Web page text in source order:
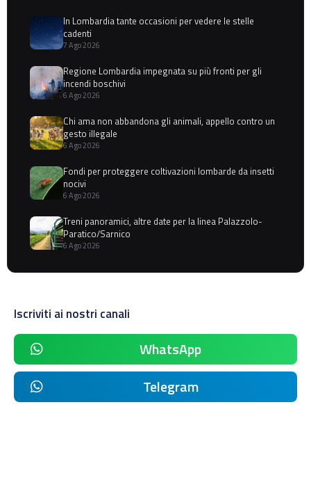
In Lombardia tante occasioni per vedere le stelle
cadenti
7 Ago 2026
Regione Lombardia impegnata su più fronti per gli
incendi boschivi
6 Ago 2026
Chi ama non abbandona gli animali, appello contro un
gesto illegale
6 Ago 2026
Fondi per proteggere coltivazioni lombarde da insetti
nocivi
6 Ago 2026
Treni panoramici, altre date per la linea Palazzolo-
Paratico/Sarnico
6 Ago 2026
Iscriviti ai nostri canali
WhatsApp
Telegram